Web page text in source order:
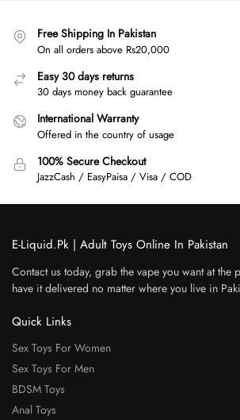
Free Shipping In Pakistan
On all orders above Rs20,000
Easy 30 days returns
30 days money back guarantee
International Warranty
Offered in the country of usage
100% Secure Checkout
JazzCash / EasyPaisa / Visa / COD
E-Liquid.Pk | Adult Toys Online In Pakistan
Contact us today, grab the vape you want at the
have it delivered no matter where you live in
Quick Links
Sex Toys For Women
Sex Toys For Men
BDSM Toys
Anal Toys